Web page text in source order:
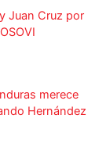
Juan Cruz por
merece
Hernández